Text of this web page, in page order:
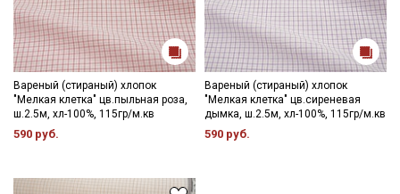
Вареный (стираный) хлопок
"Мелкая клетка" цв.пыльная роза,
ш.2.5м, хл-100%, 115гр/м.кв
590 руб.
Вареный (стираный) хлопок
"Мелкая клетка" цв.сиреневая
дымка, ш.2.5м, хл-100%, 115гр/м.кв
590 руб.